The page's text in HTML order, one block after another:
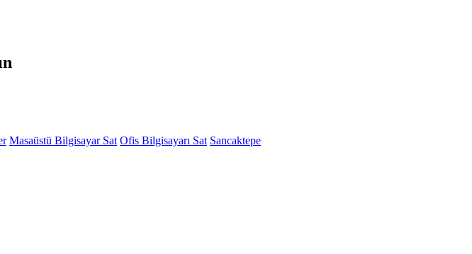
Masaüstü Bilgisayar Sat Ofis Bilgisayarı Sat Sancaktepe